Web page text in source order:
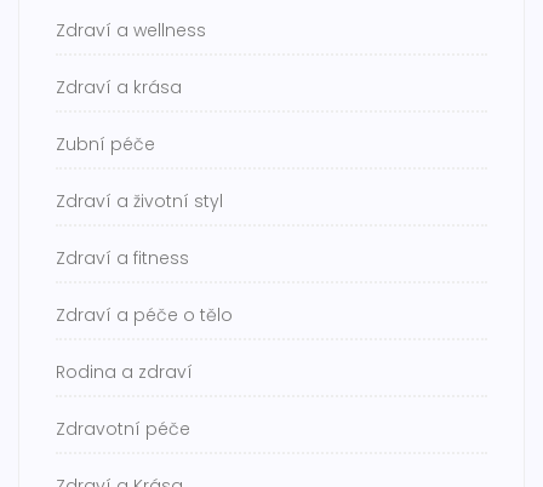
Zdraví a wellness
Zdraví a krása
Zubní péče
Zdraví a životní styl
Zdraví a fitness
Zdraví a péče o tělo
Rodina a zdraví
Zdravotní péče